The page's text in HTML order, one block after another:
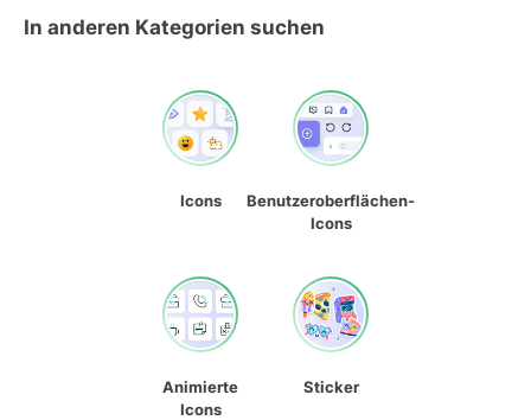
In anderen Kategorien suchen
Icons
Benutzeroberflächen-
Icons
Animierte
Icons
Sticker